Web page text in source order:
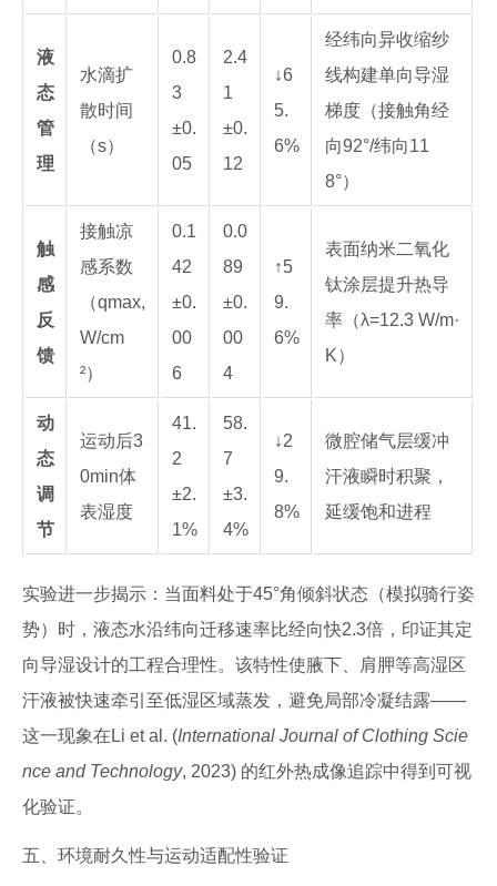
液
态
管
理
水滴扩
散时间
（s）
0.8
3
±0.
05
2.4
1
±0.
12
↓6
5.
6%
经纬向异收缩纱
线构建单向导湿
梯度（接触角经
向92°/纬向11
8°）
触
感
反
馈
接触凉
感系数
（qmax,
W/cm
²）
0.1
42
±0.
00
6
0.0
89
±0.
00
4
↑5
9.
6%
表面纳米二氧化
钛涂层提升热导
率（λ=12.3 W/m·
K）
动
态
调
节
运动后3
0min体
表湿度
41.
2
±2.
1%
58.
7
±3.
4%
↓2
9.
8%
微腔储气层缓冲
汗液瞬时积聚，
延缓饱和进程
实验进一步揭示：当面料处于45°角倾斜状态（模拟骑行姿
势）时，液态水沿纬向迁移速率比经向快2.3倍，印证其定
向导湿设计的工程合理性。该特性使腋下、肩胛等高湿区
汗液被快速牵引至低湿区域蒸发，避免局部冷凝结露——
这一现象在Li et al. (International Journal of Clothing Scie
nce and Technology, 2023) 的红外热成像追踪中得到可视
化验证。
五、环境耐久性与运动适配性验证